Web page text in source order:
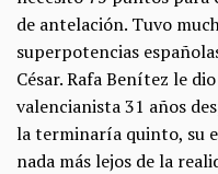
de antelación. Tuvo
superpotencias
César. Rafa Benítez le
valencianista 31 años
la terminaría quinto, su
nada más lejos de la